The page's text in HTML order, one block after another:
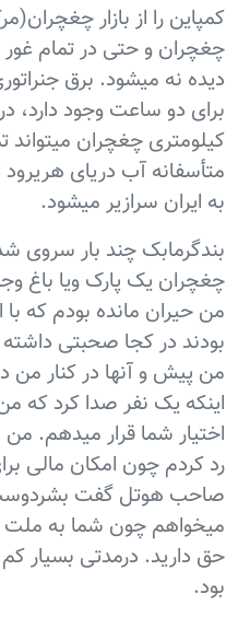
کمپاین را از بازار
چغچران و حتی در تمام
کیلومتری چغچران
متأسفانه آب دریای هریرود
به ایران سرازیر میشود.
بندگرمابک چند بار سروی
چغچران یک پارک ویا باغ
من حیران مانده بودم که
بودند در کجا صحبتی
من پیش و آنها در کنار
اینکه یک نفر صدا کرد که
اختیار شما قرار میدهم. من
رد کردم چون امکان مالی
صاحب هوتل گفت
میخواهم چون شما به ملت
حق دارید. درمدتی بسیار
بود.